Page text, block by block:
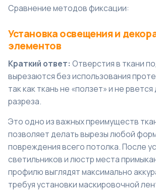
Сравнение методов фиксации:
Установка освещения и
элементов
Краткий ответ: Отверстия в ткани
вырезаются без использования
так как ткань не «ползет» и не
разреза.
Это одно из важных преимуществ
позволяет делать вырезы любой
повреждения всего потолка. После
светильников и люстр места
профилю выглядят максимально
требуя установки маскировочной